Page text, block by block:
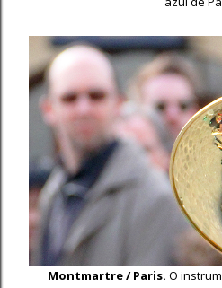
Montmartre / Paris. O